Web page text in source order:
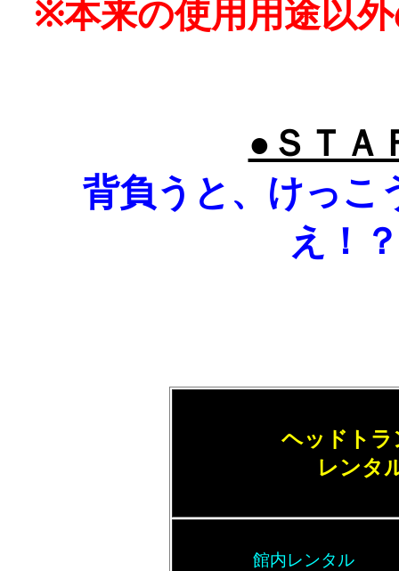
※本来の使用用途以
●ＳＴＡ
背負うと、けっこ
え！
ヘッドトラ
レンタ
館内レンタル